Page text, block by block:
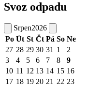
Svoz odpadu
Srpen2026
Po Út St Čt Pá So Ne
27 28 29 30 31 1
2
3
4 5 6 7 8
9
10 11 12 13 14 15 16
17 18 19 20 21 22 23